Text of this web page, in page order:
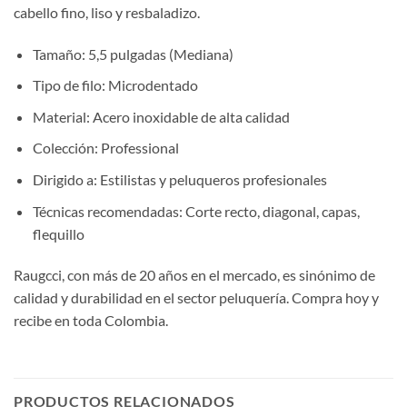
cabello fino, liso y resbaladizo.
Tamaño: 5,5 pulgadas (Mediana)
Tipo de filo: Microdentado
Material: Acero inoxidable de alta calidad
Colección: Professional
Dirigido a: Estilistas y peluqueros profesionales
Técnicas recomendadas: Corte recto, diagonal, capas,
flequillo
Raugcci, con más de 20 años en el mercado, es sinónimo de
calidad y durabilidad en el sector peluquería. Compra hoy y
recibe en toda Colombia.
PRODUCTOS RELACIONADOS